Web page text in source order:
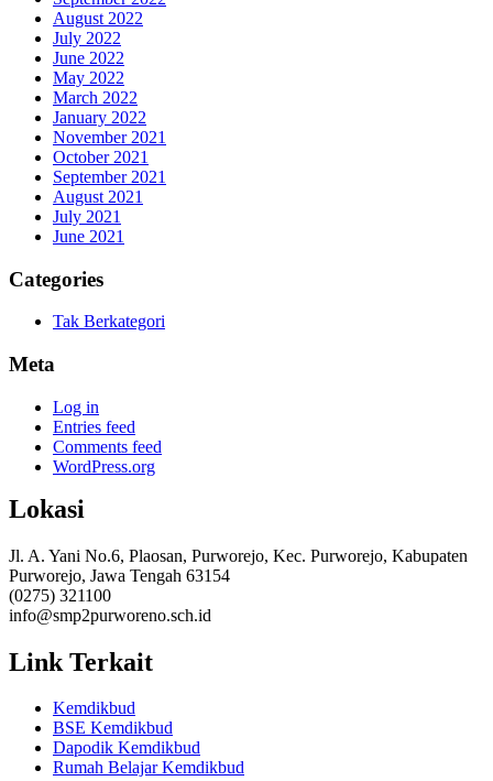
August 2022
July 2022
June 2022
May 2022
March 2022
January 2022
November 2021
October 2021
September 2021
August 2021
July 2021
June 2021
Categories
Tak Berkategori
Meta
Log in
Entries feed
Comments feed
WordPress.org
Lokasi
Jl. A. Yani No.6, Plaosan, Purworejo, Kec. Purworejo, Kabupaten
Purworejo, Jawa Tengah 63154
(0275) 321100
info@smp2purworeno.sch.id
Link Terkait
Kemdikbud
BSE Kemdikbud
Dapodik Kemdikbud
Rumah Belajar Kemdikbud